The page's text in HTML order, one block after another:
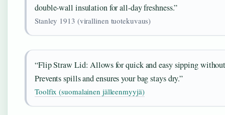
double-wall insulation for all-day freshness.”
Stanley 1913 (virallinen tuotekuvaus)
“Flip Straw Lid: Allows for quick and easy sipping
Prevents spills and ensures your bag stays dry.”
Toolfix (suomalainen jälleenmyyjä)